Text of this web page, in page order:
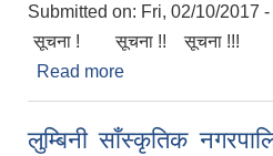
Submitted on: Fri, 02/10/2017
सूचना ! सूचना !! सूचना !!!
Read more
लुम्बिनी साँस्कृतिक